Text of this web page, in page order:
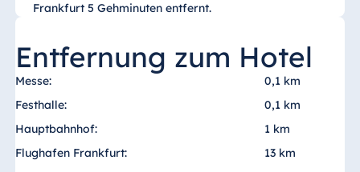
Frankfurt 5 Gehminuten entfernt.
Entfernung zum Hotel
Messe:
0,1 km
Festhalle:
0,1 km
Hauptbahnhof:
1 km
Flughafen Frankfurt:
13 km